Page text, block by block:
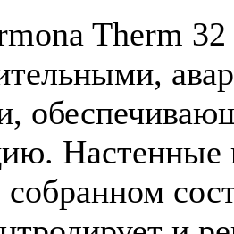
Therm